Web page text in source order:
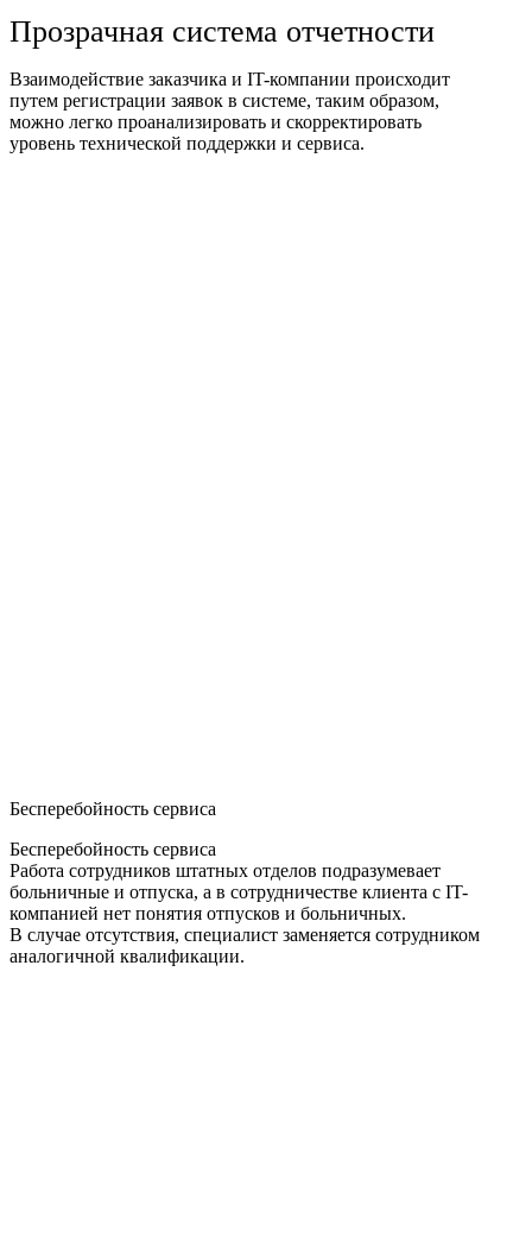
Прозрачная система отчетности
Взаимодействие заказчика и IT-компании происходит
путем регистрации заявок в системе, таким образом,
можно легко проанализировать и скорректировать
уровень технической поддержки и сервиса.
Бесперебойность сервиса
Бесперебойность сервиса
Работа сотрудников штатных отделов подразумевает
больничные и отпуска, а в сотрудничестве клиента с IT-
компанией нет понятия отпусков и больничных.
В случае отсутствия, специалист заменяется сотрудником
аналогичной квалификации.